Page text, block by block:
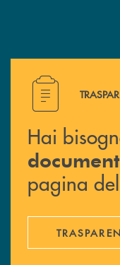
Hai bisogno di
Hai
pagina